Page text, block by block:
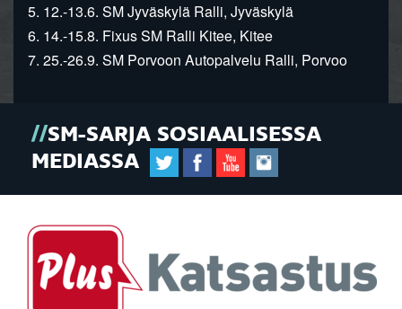
5. 12.-13.6. SM Jyväskylä Ralli, Jyväskylä
6. 14.-15.8. Fixus SM Ralli Kitee, Kitee
7. 25.-26.9. SM Porvoon Autopalvelu Ralli, Porvoo
SM-SARJA SOSIAALISESSA
MEDIASSA